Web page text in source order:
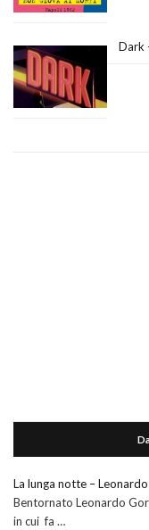
Dark
La lunga notte –
Bentornato Leonardo
in cui fa …